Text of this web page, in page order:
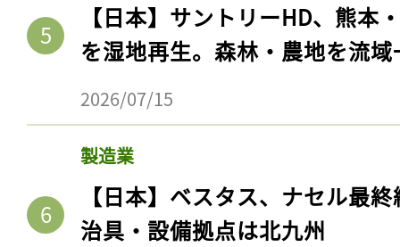
【日本】サントリーHD、熊本
を湿地再生。森林・農地を流
2026/07/15
製造業
【日本】ベスタス、ナセル最
治具・設備拠点は北九州